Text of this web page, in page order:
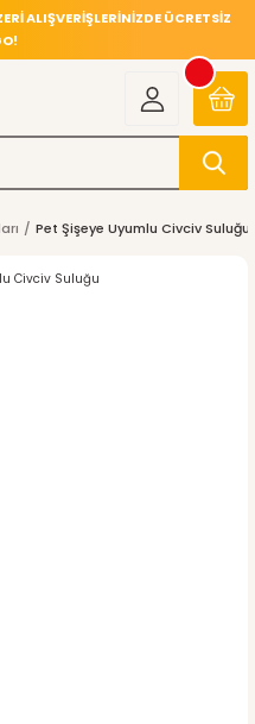
ALIŞVERİŞLERİNİZDE ÜCRETSİZ
Pet Şişeye Uyumlu Civciv Suluğu